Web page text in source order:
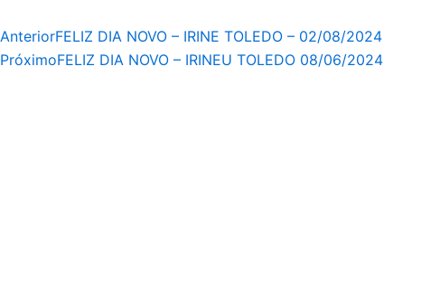
AnteriorFELIZ DIA NOVO – IRINE TOLEDO – 02/08/2024
PróximoFELIZ DIA NOVO – IRINEU TOLEDO 08/06/2024